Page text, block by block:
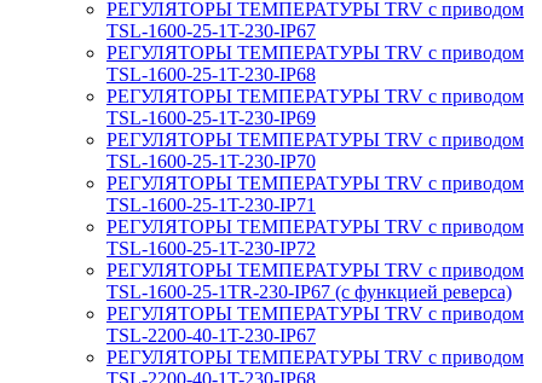
РЕГУЛЯТОРЫ ТЕМПЕРАТУРЫ TRV с приводом
TSL-1600-25-1T-230-IP67
РЕГУЛЯТОРЫ ТЕМПЕРАТУРЫ TRV с приводом
TSL-1600-25-1T-230-IP68
РЕГУЛЯТОРЫ ТЕМПЕРАТУРЫ TRV с приводом
TSL-1600-25-1T-230-IP69
РЕГУЛЯТОРЫ ТЕМПЕРАТУРЫ TRV с приводом
TSL-1600-25-1T-230-IP70
РЕГУЛЯТОРЫ ТЕМПЕРАТУРЫ TRV с приводом
TSL-1600-25-1T-230-IP71
РЕГУЛЯТОРЫ ТЕМПЕРАТУРЫ TRV с приводом
TSL-1600-25-1T-230-IP72
РЕГУЛЯТОРЫ ТЕМПЕРАТУРЫ TRV с приводом
TSL-1600-25-1TR-230-IP67 (с функцией реверса)
РЕГУЛЯТОРЫ ТЕМПЕРАТУРЫ TRV с приводом
TSL-2200-40-1T-230-IP67
РЕГУЛЯТОРЫ ТЕМПЕРАТУРЫ TRV с приводом
TSL-2200-40-1T-230-IP68